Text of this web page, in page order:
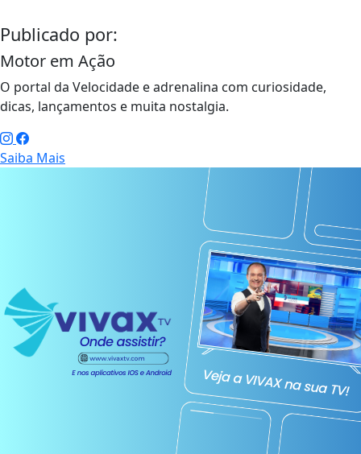
Publicado por:
Motor em Ação
O portal da Velocidade e adrenalina com curiosidade,
dicas, lançamentos e muita nostalgia.
Saiba Mais